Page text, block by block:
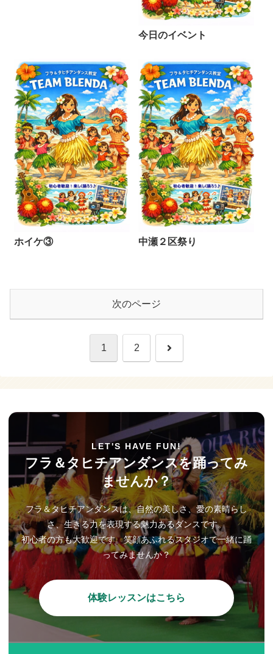
今日のイベント
ホイケ③ 中瀬２区祭り
次のページ
1 2 次
LET'S HAVE FUN!
フラ＆タヒチアンダンスを踊ってみ
ませんか？
フラ＆タヒチアンダンスは、自然の美しさ、愛の素晴らし
さ、生きる力を表現する魅力あるダンスです。
初心者の方も大歓迎です。笑顔あふれるスタジオで一緒に踊
ってみませんか？
体験レッスンはこちら